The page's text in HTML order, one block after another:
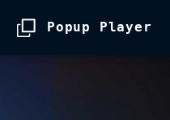
Popup Player